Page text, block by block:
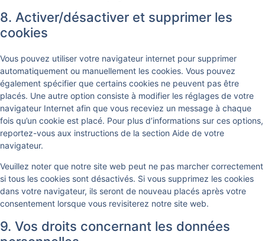
8. Activer/désactiver et supprimer les
cookies
Vous pouvez utiliser votre navigateur internet pour supprimer
automatiquement ou manuellement les cookies. Vous pouvez
également spécifier que certains cookies ne peuvent pas être
placés. Une autre option consiste à modifier les réglages de votre
navigateur Internet afin que vous receviez un message à chaque
fois qu’un cookie est placé. Pour plus d’informations sur ces options,
reportez-vous aux instructions de la section Aide de votre
navigateur.
Veuillez noter que notre site web peut ne pas marcher correctement
si tous les cookies sont désactivés. Si vous supprimez les cookies
dans votre navigateur, ils seront de nouveau placés après votre
consentement lorsque vous revisiterez notre site web.
9. Vos droits concernant les données